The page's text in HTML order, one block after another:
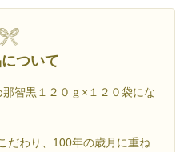
ついて
智黒１２０ｇ×１２０袋にな
だわり、100年の歳月に重ね